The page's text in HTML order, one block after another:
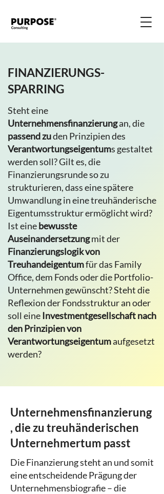
FINANZIERUNGS-
SPARRING
Steht eine
Unternehmensfinanzierungan, die
passendzuden Prinzipien des
Verantwortungseigentums gestaltet
werden soll? Gilt es, die
Finanzierungsrunde so zu
strukturieren, dass eine spätere
Umwandlung in eine treuhänderische
Eigentumsstruktur ermöglicht wird?
Ist einebewusste
Auseinandersetzungmit der
Finanzierungslogik von
Treuhandeigentumfür das Family
Office, dem Fonds oder die Portfolio-
Unternehmen gewünscht? Steht die
Reflexion der Fondsstruktur an oder
soll eineInvestmentgesellschaft nach
den Prinzipien von
Verantwortungseigentumaufgesetzt
werden?
Unternehmensfinanzierung
, die zu treuhänderischen
Unternehmertum passt
Die Finanzierung steht an und somit
eine entscheidende Prägung der
Unternehmensbiografie – die